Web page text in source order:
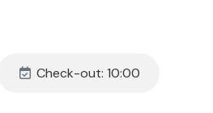
Check-out: 10:00